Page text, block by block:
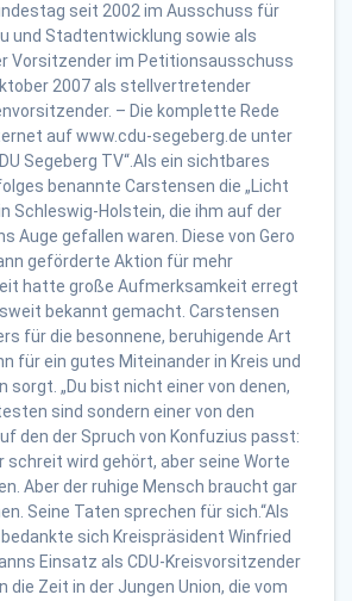
seit 2002 im Ausschuss für
und Stadtentwicklung sowie als
Vorsitzender im Petitionsausschuss
2007 als stellvertretender
– Die komplette Rede
auf www.cdu-segeberg.de unter
Segeberg TV“.Als ein sichtbares
benannte Carstensen die „Licht
Schleswig-Holstein, die ihm auf der
Auge gefallen waren. Diese von Gero
geförderte Aktion für mehr
hatte große Aufmerksamkeit erregt
bekannt gemacht. Carstensen
für die besonnene, beruhigende Art
für ein gutes Miteinander in Kreis und
sorgt. „Du bist nicht einer von denen,
sind sondern einer von den
den der Spruch von Konfuzius passt:
schreit wird gehört, aber seine Worte
Aber der ruhige Mensch braucht gar
Seine Taten sprechen für sich.“Als
sich Kreispräsident Winfried
Einsatz als CDU-Kreisvorsitzender
die Zeit in der Jungen Union, die vom